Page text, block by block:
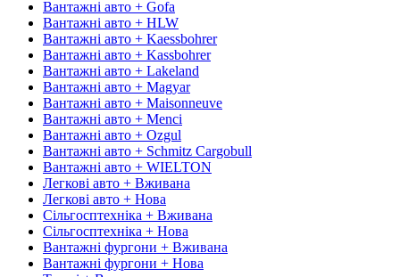
Вантажні авто + Gofa
Вантажні авто + HLW
Вантажні авто + Kaessbohrer
Вантажні авто + Kassbohrer
Вантажні авто + Lakeland
Вантажні авто + Magyar
Вантажні авто + Maisonneuve
Вантажні авто + Menci
Вантажні авто + Ozgul
Вантажні авто + Schmitz Cargobull
Вантажні авто + WIELTON
Легкові авто + Вживана
Легкові авто + Нова
Сільгосптехніка + Вживана
Сільгосптехніка + Нова
Вантажні фургони + Вживана
Вантажні фургони + Нова